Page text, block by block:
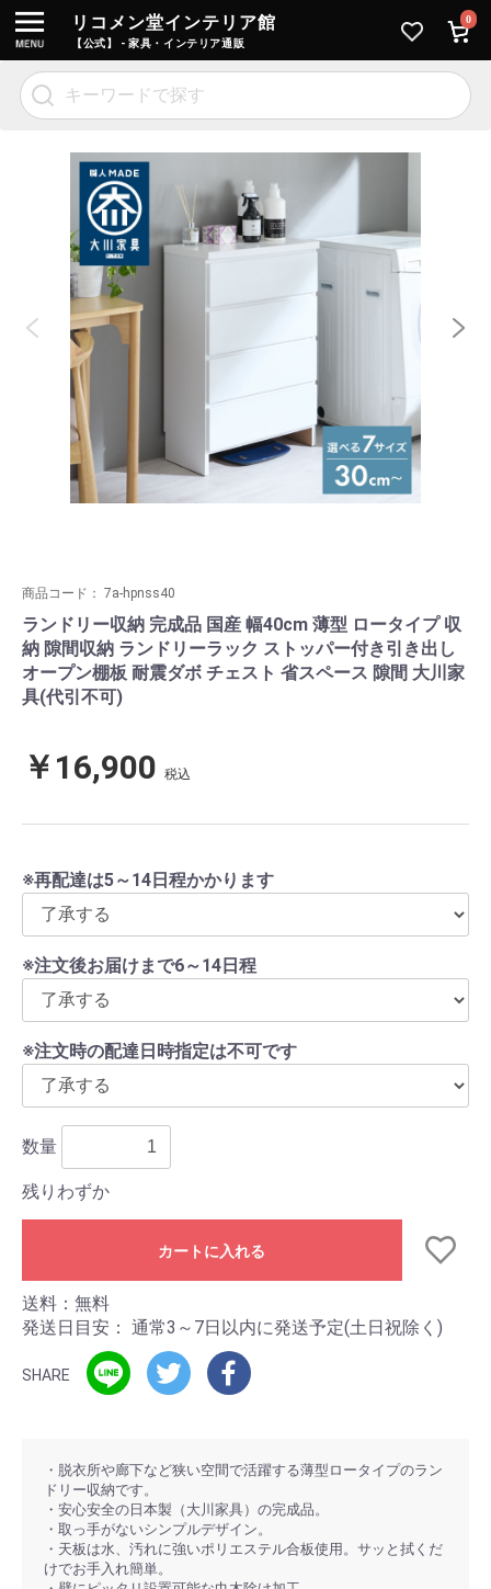
リコメン堂インテリア館
【公式】 - 家具・インテリア通販
0
商品コード： 7a-hpnss40
ランドリー収納 完成品 国産 幅40cm 薄型 ロータイプ 収
納 隙間収納 ランドリーラック ストッパー付き引き出し
オープン棚板 耐震ダボ チェスト 省スペース 隙間 大川家
具(代引不可)
￥16,900 税込
※再配達は5～14日程かかります
※注文後お届けまで6～14日程
※注文時の配達日時指定は不可です
数量
残りわずか
カートに入れる
送料：無料
発送日目安： 通常3～7日以内に発送予定(土日祝除く)
SHARE
・脱衣所や廊下など狭い空間で活躍する薄型ロータイプのラン
ドリー収納です。
・安心安全の日本製（大川家具）の完成品。
・取っ手がないシンプルデザイン。
・天板は水、汚れに強いポリエステル合板使用。サッと拭くだ
けでお手入れ簡単。